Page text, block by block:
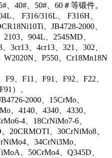
、40#、50#、60＃等锻件。
、 F316/316L、 F316H、
、JB4728-2000、
、904L、254SMD、
3cr13、4cr13、321、302、
、P550、Cr18Mn18N
、F11、F91、F92、F22、
）、
2000、15CrMo、
、4140、4340、4330、
4、18CrNiMo7-6、
20CRMOTI、30CrNiMo8、
、34CrNi3Mo、
、50CrMo4、Q345D、